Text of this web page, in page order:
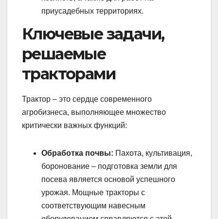
приусадебных территориях.
Ключевые задачи,
решаемые
тракторами
Трактор – это сердце современного
агробизнеса, выполняющее множество
критически важных функций:
Обработка почвы: Пахота, культивация,
боронование – подготовка земли для
посева является основой успешного
урожая. Мощные тракторы с
соответствующим навесным